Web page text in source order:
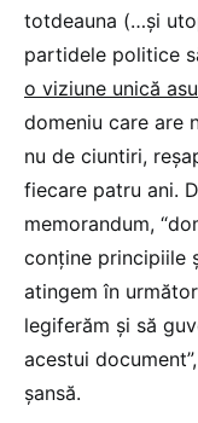
totdeauna (…și
partidele politice
o viziune unică
domeniu care are
nu de ciuntiri,
fiecare patru ani.
memorandum,
conține principiile
atingem în
legiferăm și să
acestui
șansă.